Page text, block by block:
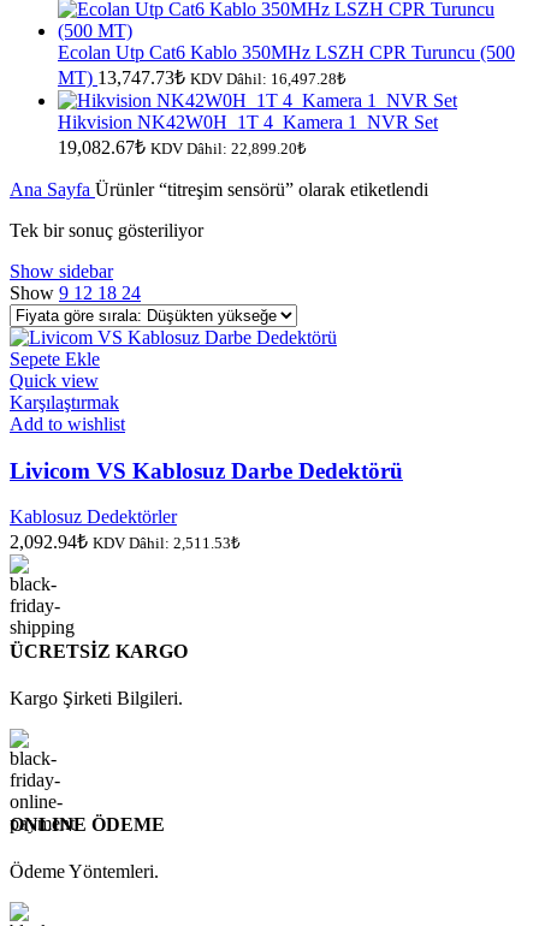
Ecolan Utp Cat6 Kablo 350MHz LSZH CPR Turuncu (500
MT) 13,747.73₺ KDV Dâhil: 16,497.28₺
Hikvision NK42W0H_1T 4_Kamera 1_NVR Set
19,082.67₺ KDV Dâhil: 22,899.20₺
Ana Sayfa Ürünler “titreşim sensörü” olarak etiketlendi
Tek bir sonuç gösteriliyor
Show sidebar
Show 9 12 18 24
Sepete Ekle
Quick view
Karşılaştırmak
Add to wishlist
Livicom VS Kablosuz Darbe Dedektörü
Kablosuz Dedektörler
2,092.94₺ KDV Dâhil: 2,511.53₺
ÜCRETSİZ KARGO
Kargo Şirketi Bilgileri.
ONLINE ÖDEME
Ödeme Yöntemleri.